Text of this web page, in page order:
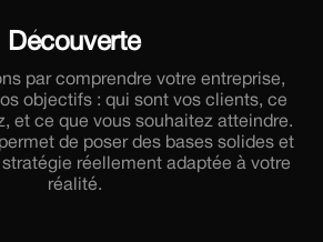
Découverte
par comprendre votre entreprise,
objectifs : qui sont vos clients, ce
et ce que vous souhaitez atteindre.
de poser des bases solides et
réellement adaptée à votre
réalité.